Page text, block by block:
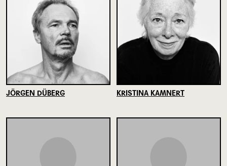
JÖRGEN DÜBERG KRISTINA KAMNERT